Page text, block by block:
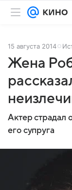
15 августа 2014
Жена
Актер страдал
его супруга